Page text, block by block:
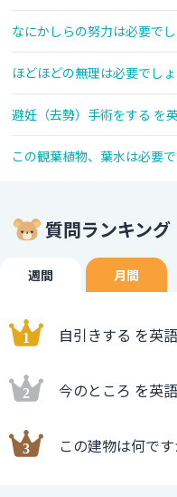
なにかしらの努力は必要で
ほどほどの無理は必要でし
避妊（去勢）手術をする を
この観葉植物、葉水は必要
質問ランキング
週間 月間
自引きする を英
今のところ を英
この建物は何で